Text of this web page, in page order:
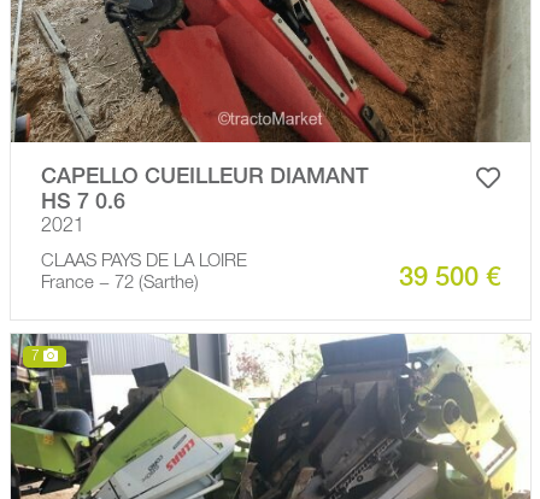
CAPELLO CUEILLEUR DIAMANT
HS 7 0.6
2021
CLAAS PAYS DE LA LOIRE
France − 72 (Sarthe)
39 500 €
7